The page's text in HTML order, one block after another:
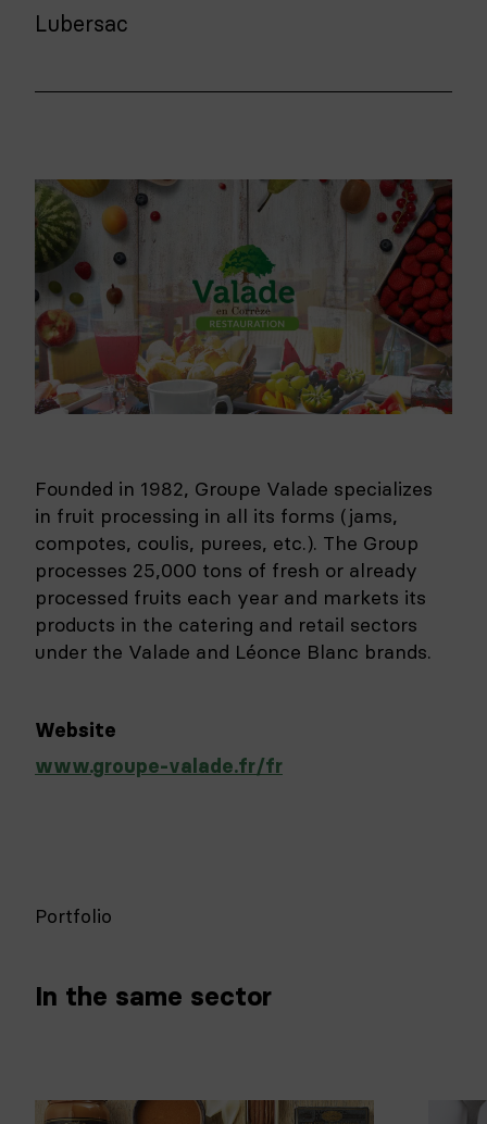
Lubersac
Founded in 1982, Groupe Valade specializes
in fruit processing in all its forms (jams,
compotes, coulis, purees, etc.). The Group
processes 25,000 tons of fresh or already
processed fruits each year and markets its
products in the catering and retail sectors
under the Valade and Léonce Blanc brands.
Website
www.groupe-valade.fr/fr
Portfolio
In the same sector